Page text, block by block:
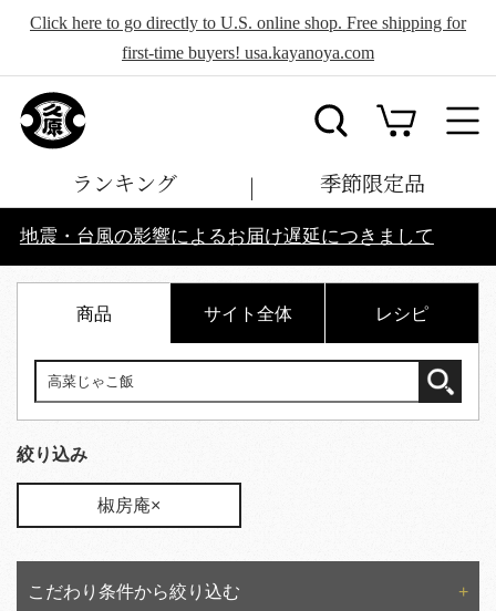
Click here to go directly to U.S. online shop. Free shipping for
first-time buyers! usa.kayanoya.com
ランキング 季節限定品
地震・台風の影響によるお届け遅延につきまして
商品 サイト全体 レシピ
絞り込み
椒房庵×
こだわり条件から絞り込む